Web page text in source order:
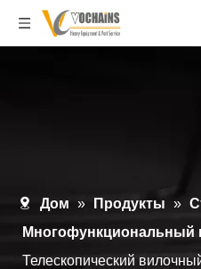
Дом » Продукты »
Многофункциональный
Телескопический